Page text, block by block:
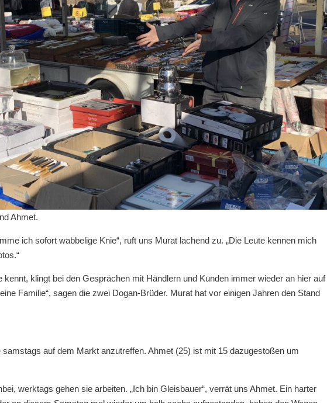
Ahmet.
ich sofort wabbelige Knie“, ruft uns Murat lachend zu. „Die Leute kennen mich
klingt bei den Gesprächen mit Händlern und Kunden immer wieder an hier auf
Familie“, sagen die zwei Dogan-Brüder. Murat hat vor einigen Jahren den Stand
auf dem Markt anzutreffen. Ahmet (25) ist mit 15 dazugestoßen um
werktags gehen sie arbeiten. „Ich bin Gleisbauer“, verrät uns Ahmet. Ein harter